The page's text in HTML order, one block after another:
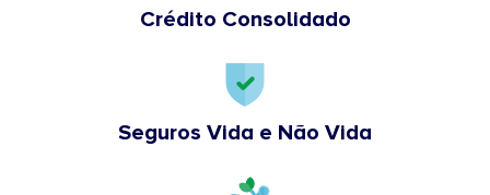
Crédito Consolidado
Seguros Vida e Não Vida